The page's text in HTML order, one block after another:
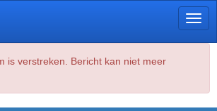
is verstreken. Bericht kan niet meer